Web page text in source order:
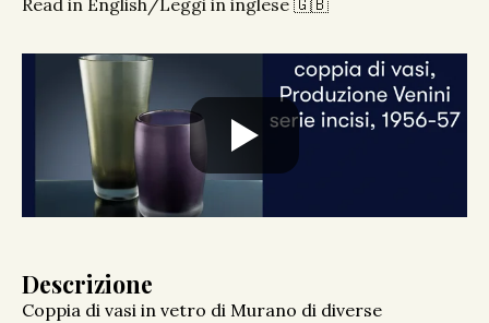
Read in English/Leggi in inglese 🇬🇧
Descrizione
Coppia di vasi in vetro di Murano di diverse